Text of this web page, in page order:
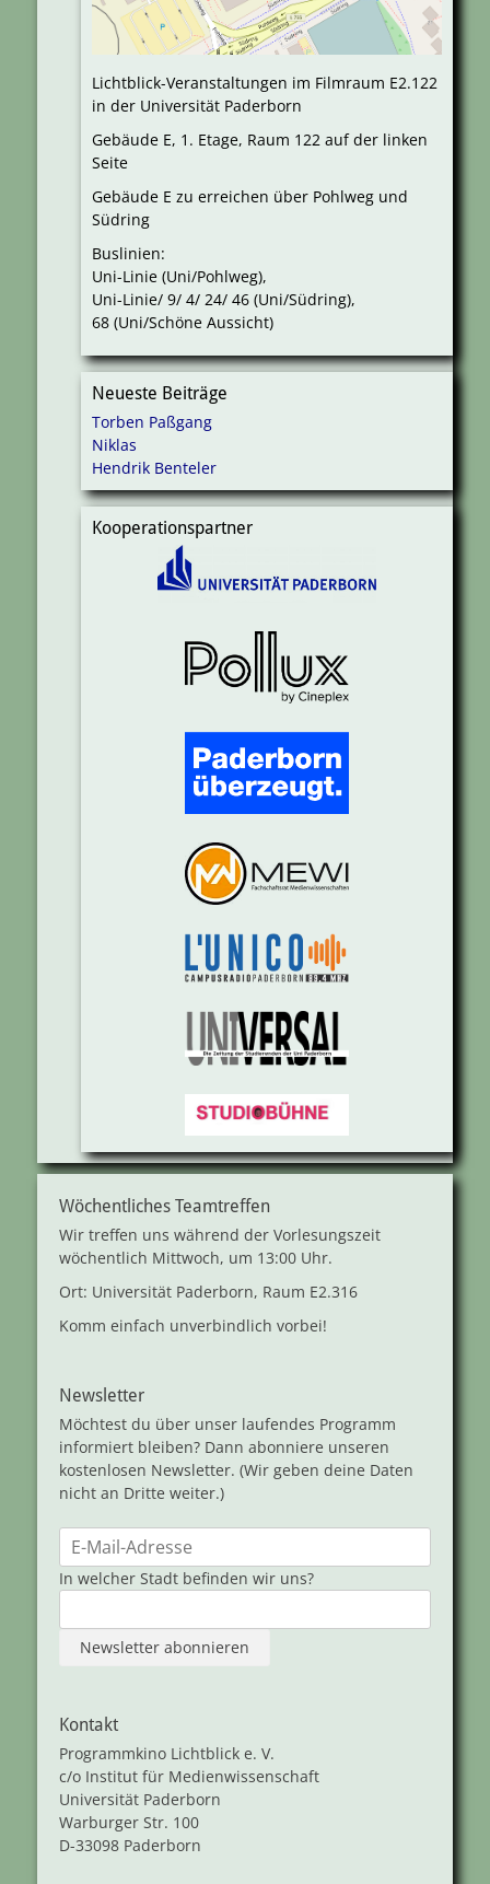
Lichtblick-Veranstaltungen im Filmraum E2.122
in der Universität Paderborn
Gebäude E, 1. Etage, Raum 122 auf der linken
Seite
Gebäude E zu erreichen über Pohlweg und
Südring
Buslinien:
Uni-Linie (Uni/Pohlweg),
Uni-Linie/ 9/ 4/ 24/ 46 (Uni/Südring),
68 (Uni/Schöne Aussicht)
Neueste Beiträge
Torben Paßgang
Niklas
Hendrik Benteler
Kooperationspartner
Wöchentliches Teamtreffen
Wir treffen uns während der Vorlesungszeit
wöchentlich Mittwoch, um 13:00 Uhr.
Ort: Universität Paderborn, Raum E2.316
Komm einfach unverbindlich vorbei!
Newsletter
Möchtest du über unser laufendes Programm
informiert bleiben? Dann abonniere unseren
kostenlosen Newsletter. (Wir geben deine Daten
nicht an Dritte weiter.)
In welcher Stadt befinden wir uns?
Kontakt
Programmkino Lichtblick e. V.
c/o Institut für Medienwissenschaft
Universität Paderborn
Warburger Str. 100
D-33098 Paderborn